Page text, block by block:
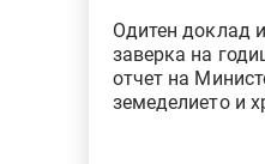
Одитен доклад
заверка на
отчет на
земеделието и